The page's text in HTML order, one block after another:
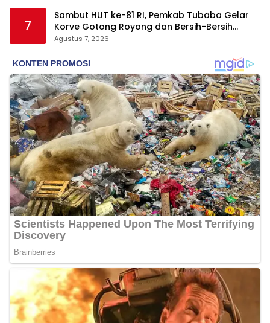
7
Sambut HUT ke-81 RI, Pemkab Tubaba Gelar
Korve Gotong Royong dan Bersih-Bersih
Serentak
Agustus 7, 2026